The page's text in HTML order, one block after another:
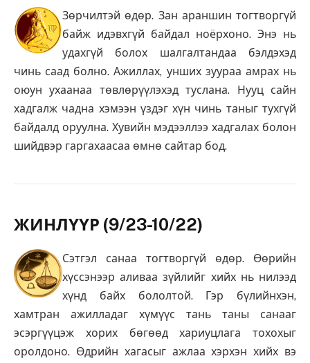
Зөрчилтэй өдөр. Зан араншин тогтворгүй
байж идэвхгүй байдал ноёрхоно. Энэ нь
удахгүй болох шалгалтандаа бэлдэхэд
чинь саад болно. Ажиллах, унших зуураа амрах нь
оюун ухаанаа төвлөрүүлэхэд туслана. Нууц сайн
хадгалж чадна хэмээн үздэг хүн чинь таныг тухгүй
байдалд оруулна. Хувийн мэдээллээ хадгалах болон
шийдвэр гаргахаасаа өмнө сайтар бод.
ЖИНЛҮҮР (9/23-10/22)
Сэтгэл санаа тогтворгүй өдөр. Өөрийн
хүссэнээр аливаа зүйлийг хийх нь нилээд
хүнд байх бололтой. Гэр бүлийнхэн,
хамтран ажилладаг хүмүүс тань таны санааг
эсэргүүцэж хорих бөгөөд хариуцлага тохохыг
оролдоно. Өдрийн хагасыг ажлаа хэрхэн хийх вэ